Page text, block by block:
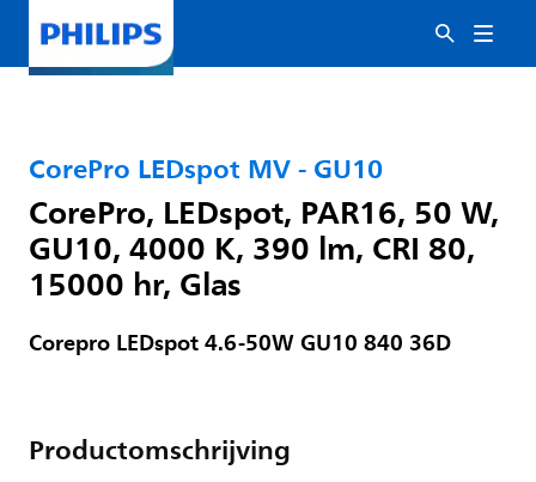
CorePro LEDspot MV - GU10
CorePro, LEDspot, PAR16, 50 W,
GU10, 4000 K, 390 lm, CRI 80,
15000 hr, Glas
Corepro LEDspot 4.6-50W GU10 840 36D
Productomschrijving